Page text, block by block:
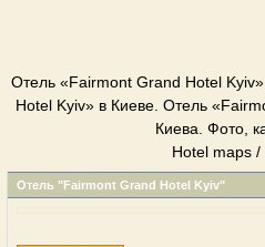
Отель «Fairmont Grand Hotel
Hotel Kyiv» в Киеве. Отель
Киева. Фото,
Hotel maps /
Отель "Fairmont Grand Hotel Kyiv"